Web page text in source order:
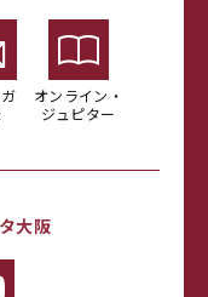
オンライン・
ジュピター
大阪